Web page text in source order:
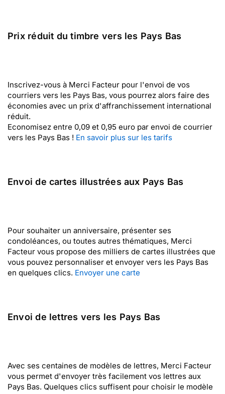
Prix réduit du timbre vers les Pays Bas
Inscrivez-vous à Merci Facteur pour l'envoi de vos
courriers vers les Pays Bas, vous pourrez alors faire des
économies avec un prix d'affranchissement international
réduit.
Economisez entre 0,09 et 0,95 euro par envoi de courrier
vers les Pays Bas ! En savoir plus sur les tarifs
Envoi de cartes illustrées aux Pays Bas
Pour souhaiter un anniversaire, présenter ses
condoléances, ou toutes autres thématiques, Merci
Facteur vous propose des milliers de cartes illustrées que
vous pouvez personnaliser et envoyer vers les Pays Bas
en quelques clics. Envoyer une carte
Envoi de lettres vers les Pays Bas
Avec ses centaines de modèles de lettres, Merci Facteur
vous permet d'envoyer très facilement vos lettres aux
Pays Bas. Quelques clics suffisent pour choisir le modèle